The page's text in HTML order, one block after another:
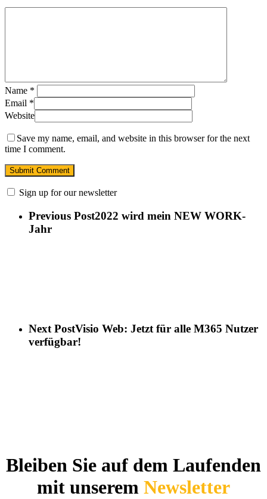
Name *
Email *
Website
Save my name, email, and website in this browser for the next
time I comment.
Sign up for our newsletter
Previous Post2022 wird mein NEW WORK-
Jahr
Next PostVisio Web: Jetzt für alle M365 Nutzer
verfügbar!
Bleiben Sie auf dem Laufenden
mit unserem Newsletter